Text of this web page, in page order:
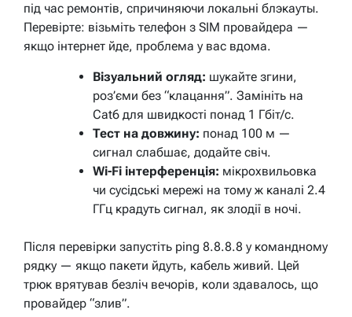
під час ремонтів, спричиняючи локальні блэкауты.
Перевірте: візьміть телефон з SIM провайдера —
якщо інтернет йде, проблема у вас вдома.
Візуальний огляд: шукайте згини,
роз’єми без “клацання”. Замініть на
Cat6 для швидкості понад 1 Гбіт/с.
Тест на довжину: понад 100 м —
сигнал слабшає, додайте свіч.
Wi-Fi інтерференція: мікрохвильовка
чи сусідські мережі на тому ж каналі 2.4
ГГц крадуть сигнал, як злодії в ночі.
Після перевірки запустіть ping 8.8.8.8 у командному
рядку — якщо пакети йдуть, кабель живий. Цей
трюк врятував безліч вечорів, коли здавалось, що
провайдер “злив”.